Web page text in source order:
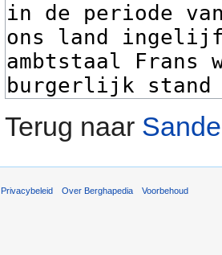
Terug naar
Privacybeleid Over Berghapedia Voorbehoud